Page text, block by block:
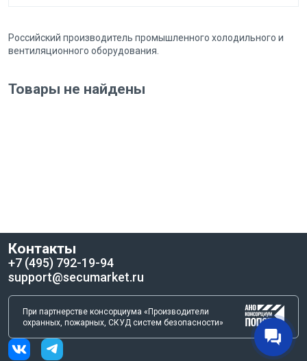
Российский производитель промышленного холодильного и
вентиляционного оборудования.
Товары не найдены
Контакты
+7 (495) 792-19-94
support@secumarket.ru
При партнерстве консорциума «Производители
охранных, пожарных, СКУД систем безопасности»